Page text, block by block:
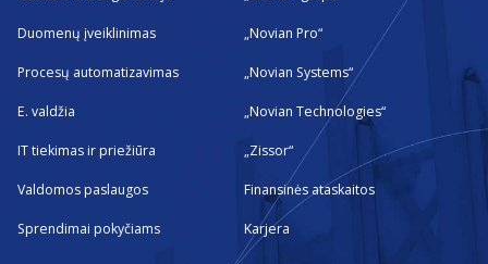
Duomenų įveiklinimas
Procesų automatizavimas
E. valdžia
IT tiekimas ir priežiūra
Valdomos paslaugos
Sprendimai pokyčiams
„Novian Pro“
„Novian Systems“
„Novian Technologies“
„Zissor“
Finansinės ataskaitos
Karjera